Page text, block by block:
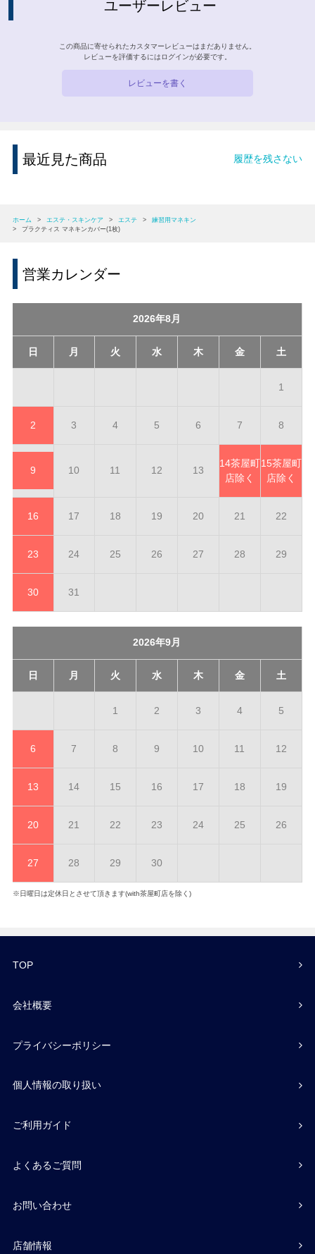
ユーザーレビュー
この商品に寄せられたカスタマーレビューはまだありません。
レビューを評価するには ログインが必要です。
レビューを書く
最近見た商品 履歴を残さない
ホーム > エステ・スキンケア > エステ >
練習用マネキン
>
プラクティス マネキンカバー(1枚)
営業カレンダー
2026年8月
日 月 火 水 木 金 土
1
2 3 4 5 6 7 8
9 10 11 12 13
14茶屋町
店除く
15茶屋町
店除く
16 17 18 19 20 21 22
23 24 25 26 27 28 29
30 31
2026年9月
日 月 火 水 木 金 土
1 2 3 4 5
6 7 8 9 10 11 12
13 14 15 16 17 18 19
20 21 22 23 24 25 26
27 28 29 30
※日曜日は定休日とさせて頂きます(with茶屋町店を除く)
TOP
会社概要
プライバシーポリシー
個人情報の取り扱い
ご利用ガイド
よくあるご質問
お問い合わせ
店舗情報